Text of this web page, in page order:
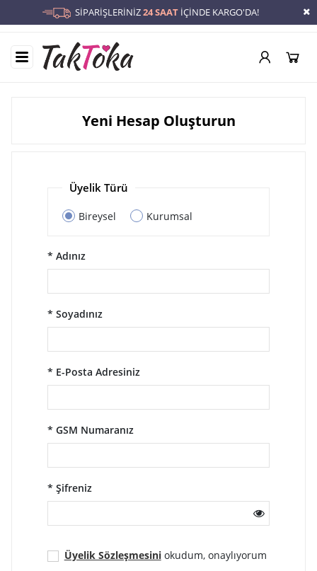
SİPARİŞLERİNİZ24 SAATİÇİNDE KARGO'DA!
Yeni Hesap Oluşturun
Üyelik Türü
Bireysel Kurumsal
* Adınız
* Soyadınız
* E-Posta Adresiniz
* GSM Numaranız
* Şifreniz
Üyelik Sözleşmesiniokudum, onaylıyorum